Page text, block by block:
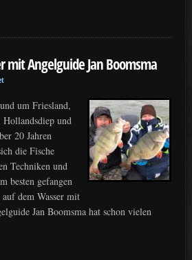
mit Angelguide Jan Boomsma
um Friesland,
und
20 Jahren
die Fische
Techniken und
besten gefangen
dem Wasser mit
Jan Boomsma hat schon vielen